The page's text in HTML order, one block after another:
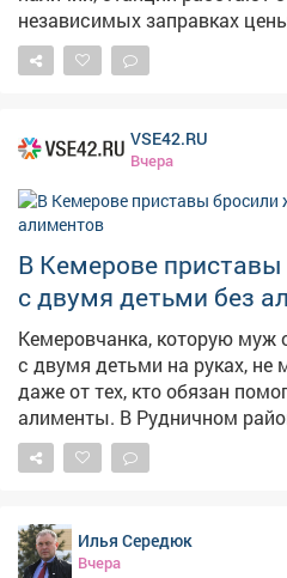
независимых заправках цены
хорошие новости. Но вопрос
будем и дальше работать с
VSE42.RU
Вчера
В Кемерове
с двумя детьми без
Кемеровчанка, которую муж
с двумя детьми на руках, не
даже от тех, кто обязан
алименты. В Рудничном районе Кемерова мать с
двумя детьми не могла
бывшего супруга. Мать
платил,а силовики не
четверг областная прокуратура. –
Илья Середюк
Вчера